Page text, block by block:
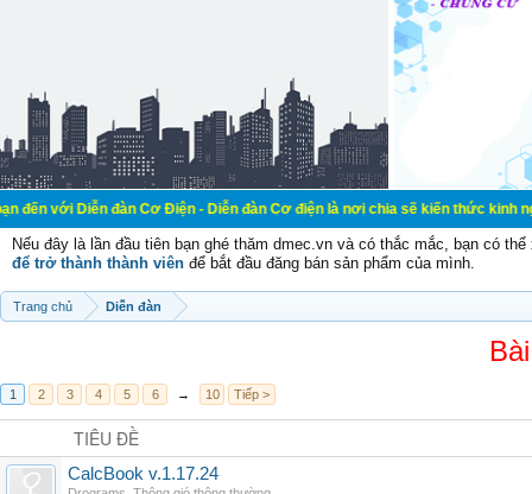
đàn Cơ Điện - Diễn đàn Cơ điện là nơi chia sẽ kiến thức kinh nghiệm
Nếu đây là lần đầu tiên bạn ghé thăm dmec.vn và có thắc mắc, bạn có
để trở thành thành viên để bắt đầu đăng bán sản phẩm của mình.
Trang chủ Diễn đàn
1 2 3 4 5 6 → 10 Tiếp >
TIÊU ĐỀ
CalcBook v.1.17.24